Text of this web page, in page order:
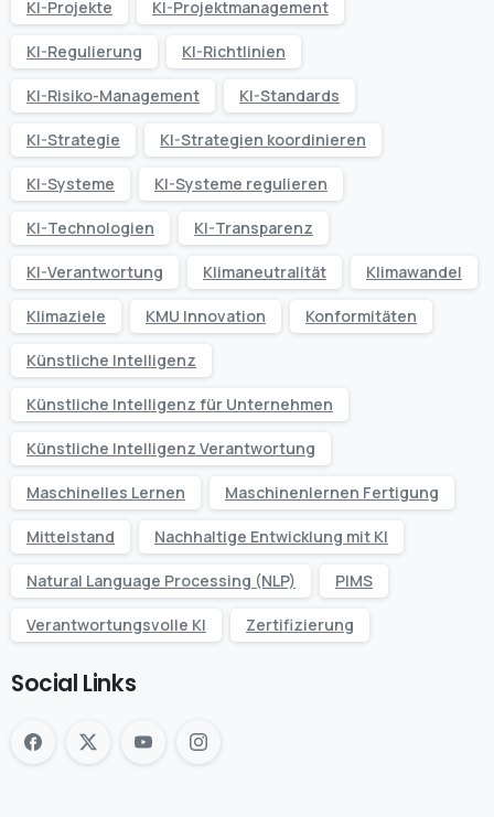
KI-Projekte KI-Projektmanagement
KI-Regulierung KI-Richtlinien
KI-Risiko-Management KI-Standards
KI-Strategie KI-Strategien koordinieren
KI-Systeme KI-Systeme regulieren
KI-Technologien KI-Transparenz
KI-Verantwortung Klimaneutralität Klimawandel
Klimaziele KMU Innovation Konformitäten
Künstliche Intelligenz
Künstliche Intelligenz für Unternehmen
Künstliche Intelligenz Verantwortung
Maschinelles Lernen Maschinenlernen Fertigung
Mittelstand Nachhaltige Entwicklung mit KI
Natural Language Processing (NLP) PIMS
Verantwortungsvolle KI Zertifizierung
Social Links